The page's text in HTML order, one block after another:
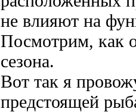
не влияют на
Посмотрим, как
сезона.
Вот так я
предстоящей